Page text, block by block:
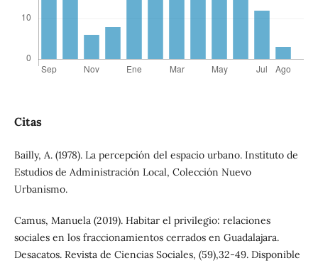
Citas
Bailly, A. (1978). La percepción del espacio urbano. Instituto de
Estudios de Administración Local, Colección Nuevo
Urbanismo.
Camus, Manuela (2019). Habitar el privilegio: relaciones
sociales en los fraccionamientos cerrados en Guadalajara.
Desacatos. Revista de Ciencias Sociales, (59),32-49. Disponible